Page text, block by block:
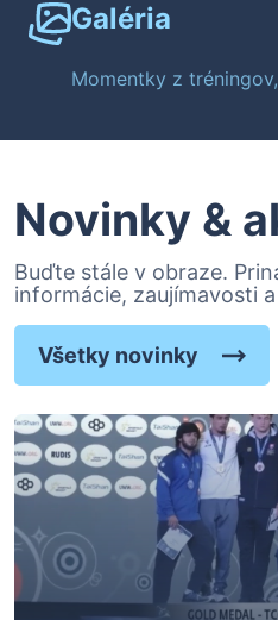
Galéria
Momentky z
Novinky &
Buďte stále v obraze.
informácie, zaujímavosti
Všetky novinky